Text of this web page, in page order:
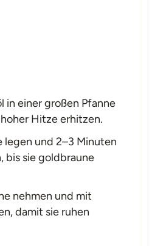
in einer großen Pfanne
Hitze erhitzen.
legen und 2–3 Minuten
bis sie goldbraune
nehmen und mit
damit sie ruhen